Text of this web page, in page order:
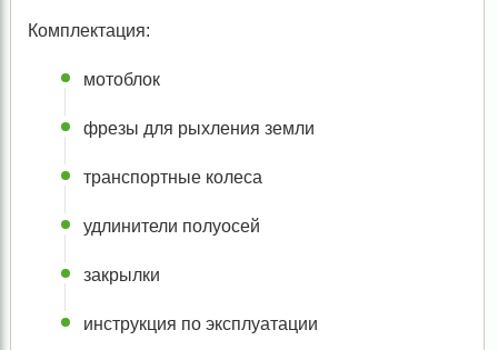
Комплектация:
мотоблок
фрезы для рыхления земли
транспортные колеса
удлинители полуосей
закрылки
инструкция по эксплуатации